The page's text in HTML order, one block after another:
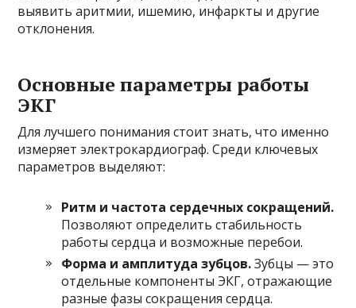
выявить аритмии, ишемию, инфаркты и другие
отклонения.
Основные параметры работы
ЭКГ
Для лучшего понимания стоит знать, что именно
измеряет электрокардиограф. Среди ключевых
параметров выделяют:
Ритм и частота сердечных сокращений.
Позволяют определить стабильность
работы сердца и возможные перебои.
Форма и амплитуда зубцов.Зубцы — это
отдельные компоненты ЭКГ, отражающие
разные фазы сокращения сердца.